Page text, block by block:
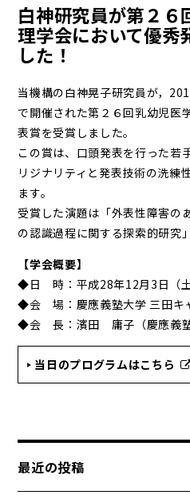
白神研究員が第２６
理学会において優秀
した！
当機構の白神晃子研究員が，
で開催された第２６回乳幼児医
表賞を受賞しました。
この賞は、口頭発表を行った若
リジナリティと発表技術の洗練
ます。
受賞した演題は「外表性障害の
の認識過程に関する探索的研究」
【学会概要】
◆日 時：平成28年12月3日（土
◆会 場：慶應義塾大学 三田キ
◆会 長：濱田 庸子（慶應義塾
当日のプログラムはこちら
最近の投稿